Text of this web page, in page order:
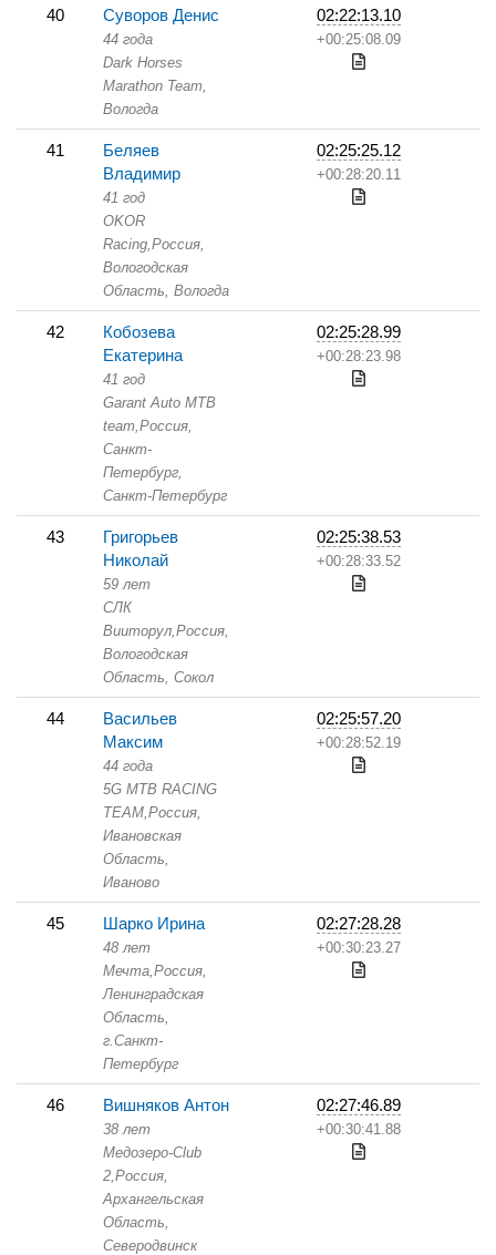
40 Суворов Денис
44 года
Dark Horses
Marathon Team,
Вологда
02:22:13.10
+00:25:08.09
41
Беляев
Владимир
41 год
OKOR
Racing,Россия,
Вологодская
Область, Вологда
02:25:25.12
+00:28:20.11
42
Кобозева
Екатерина
41 год
Garant Auto MTB
team,Россия,
Санкт-
Петербург,
Санкт-Петербург
02:25:28.99
+00:28:23.98
43
Григорьев
Николай
59 лет
СЛК
Вииторул,Россия,
Вологодская
Область, Сокол
02:25:38.53
+00:28:33.52
44
Васильев
Максим
44 года
5G MTB RACING
TEAM,Россия,
Ивановская
Область,
Иваново
02:25:57.20
+00:28:52.19
45 Шарко Ирина
48 лет
Мечта,Россия,
Ленинградская
Область,
г.Санкт-
Петербург
02:27:28.28
+00:30:23.27
46 Вишняков Антон
38 лет
Медозеро-Club
2,Россия,
Архангельская
Область,
Северодвинск
02:27:46.89
+00:30:41.88